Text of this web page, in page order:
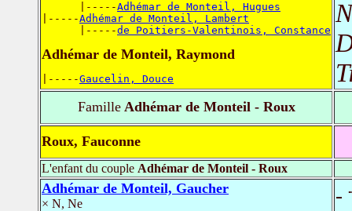
      |-----
Adhémar de Monteil, Hugues
|-----Adhémar de Monteil, Lambert
      |-----
de Poitiers-Valentinois, Constance
Adhémar de Monteil, Raymond
|-----Gaucelin, Douce
FamilleAdhémar de Monteil - Roux
Roux, Fauconne
L'enfant du couple Adhémar de Monteil - Roux
Adhémar de Monteil, Gaucher
× N, Ne -